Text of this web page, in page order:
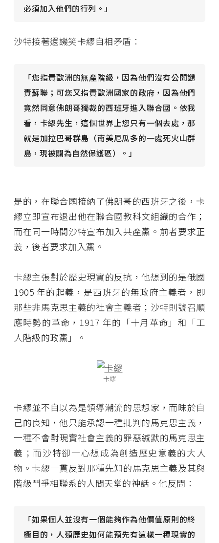
必須加入他們的行列。」
沙特接著還譏笑卡繆自相矛盾：
「您指責歐洲的無產階級，因為他們沒有公開譴
責蘇聯；可您又指責歐洲國家的政府，因為他們
竟然同意佛朗哥獨裁的西班牙進入聯合國。依我
看，卡繆先生，這個世界上您只有一個去處，那
就是加拉巴哥群島（南美厄瓜多的一處死火山群
島，現被闢為自然保護區）。」
是的，在聯合國接納了佛朗哥的西班牙之後，卡
繆立即宣布退出他在聯合國教科文組織的合作；
而在同一時間沙特宣布加入共產黨。前者要求正
義，後者要求加入黨。
卡繆主張對於歷史現實的反抗，他想到的是俄國
1905 年的起義，是西班牙的無政府主義者，即
那些非馬克思主義的社會主義者；沙特則號召順
應時勢的革命，1917 年的「十月革命」和「工
人階級的政黨」。
卡繆
卡繆並不自以為是領導潮流的思想家，而昧於自
己的良知，他只能承認一種批判的馬克思主義，
一種不會對現實社會主義的罪惡緘默的馬克思主
義；而沙特卻一心想成為創造歷史意義的大人
物。卡繆一貫反對那種先知的馬克思主義及其與
階級鬥爭相聯系的人間天堂的神話。他反問：
「如果個人並沒有一個能夠作為他價值原則的終
極目的，人類歷史如何能預先有這樣一種現實的